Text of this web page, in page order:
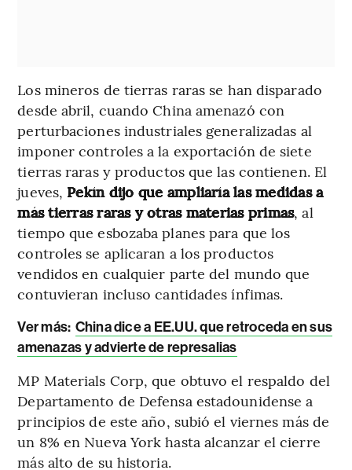
Los mineros de tierras raras se han disparado
desde abril, cuando China amenazó con
perturbaciones industriales generalizadas al
imponer controles a la exportación de siete
tierras raras y productos que las contienen. El
jueves, Pekín dijo que ampliaría las medidas a
más tierras raras y otras materias primas, al
tiempo que esbozaba planes para que los
controles se aplicaran a los productos
vendidos en cualquier parte del mundo que
contuvieran incluso cantidades ínfimas.
Ver más: China dice a EE.UU. que retroceda en sus
amenazas y advierte de represalias
MP Materials Corp, que obtuvo el respaldo del
Departamento de Defensa estadounidense a
principios de este año, subió el viernes más de
un 8% en Nueva York hasta alcanzar el cierre
más alto de su historia.